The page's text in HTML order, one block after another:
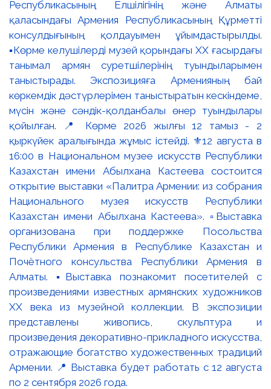
Республикасының Елшілігінің және Алматы
қаласындағы Армения Республикасының Құрметті
консулдығының қолдауымен ұйымдастырылды.
▪️Көрме келушілерді музей қорындағы ХХ ғасырдағы
танымал армян суретшілерінің туындыларымен
таныстырады. Экспозицияға Арменияның бай
көркемдік дәстүрлерімен таныстыратын кескіндеме,
мүсін және сәндік-қолданбалы өнер туындылары
қойылған. 📍 Көрме 2026 жылғы 12 тамыз - 2
қыркүйек аралығында жұмыс істейді. ⚜️12 августа в
16:00 в Национальном музее искусств Республики
Казахстан имени Абылхана Кастеева состоится
открытие выставки «Палитра Армении: из собрания
Национального музея искусств Республики
Казахстан имени Абылхана Кастеева». ▫️Выставка
организована при поддержке Посольства
Республики Армения в Республике Казахстан и
Почётного консульства Республики Армения в
Алматы. ▪️Выставка познакомит посетителей с
произведениями известных армянских художников
XX века из музейной коллекции. В экспозиции
представлены живопись, скульптура и
произведения декоративно-прикладного искусства,
отражающие богатство художественных традиций
Армении. 📍 Выставка будет работать с 12 августа
по 2 сентября 2026 года.